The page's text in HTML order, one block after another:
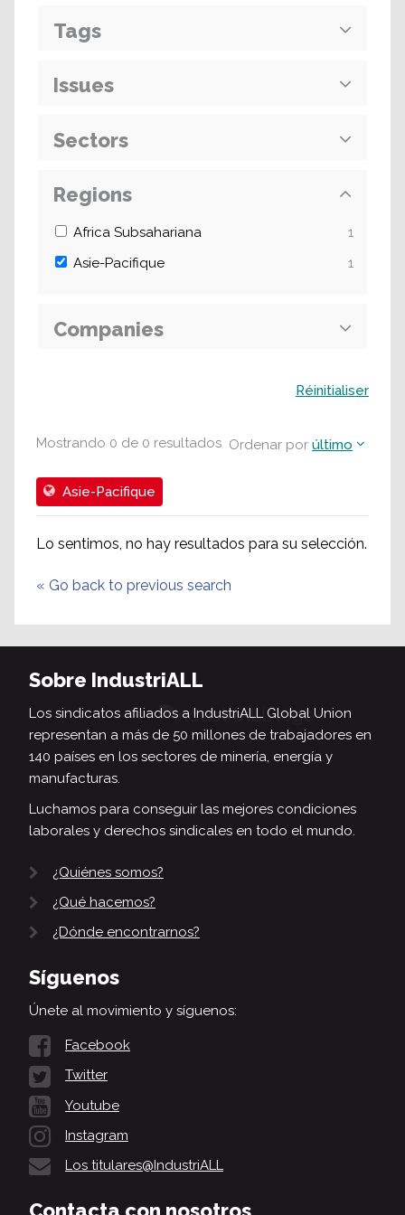
Mostrando 0 de 0 resultados Ordenar por último
Asie-Pacifique
Lo sentimos, no hay resultados para su selección.
« Go back to previous search
Tags
Issues
Sectors
Regions
Africa Subsahariana
1
Asie-Pacifique
1
Companies
Réinitialiser
Sobre IndustriALL
Los sindicatos afiliados a IndustriALL Global Union
representan a más de 50 millones de trabajadores en
140 países en los sectores de minería, energía y
manufacturas.
Luchamos para conseguir las mejores condiciones
laborales y derechos sindicales en todo el mundo.
¿Quiénes somos?
¿Qué hacemos?
¿Dónde encontrarnos?
Síguenos
Únete al movimiento y síguenos:
Facebook
Twitter
Youtube
Instagram
Los titulares@IndustriALL